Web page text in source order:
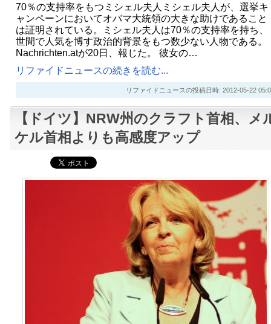
70％の支持率をもつミシェル夫人ミシェル夫人が、選挙キ
ャンペーンにおいてオバマ大統領の大きな助けであること
は証明されている。ミシェル夫人は70％の支持率を持ち、
世間で人気を博す政治的背景をもつ数少ない人物である。
Nachrichten.atが20日、報じた。 彼女の…
リファイドニュースの続きを読む...
リファイドニュースの投稿日時: 2012-05-22
【ドイツ】NRW州のクラフト首相、メ
ケル首相よりも高感度アップ